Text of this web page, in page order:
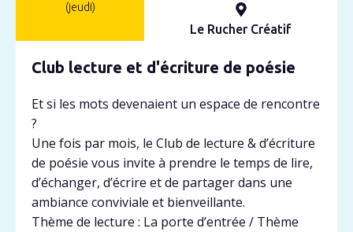
(jeudi)
Le Rucher Créatif
Club lecture et d'écriture de poésie
Et si les mots devenaient un espace de rencontre
?
Une fois par mois, le Club de lecture & d’écriture
de poésie vous invite à prendre le temps de lire,
d’échanger, d’écrire et de partager dans une
ambiance conviviale et bienveillante.
Thème de lecture : La porte d’entrée / Thème